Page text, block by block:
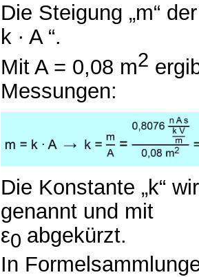
Die Steigung „m“
k ∙ A “.
Mit A = 0,08 m2
Messungen:
Die Konstante „k“
genannt und mit
ε0 abgekürzt.
In